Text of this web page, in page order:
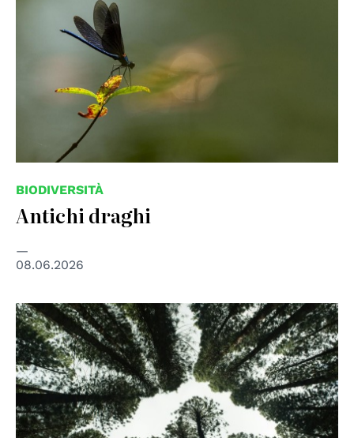
BIODIVERSITÀ
Antichi draghi
08.06.2026
© Photo by Brian Garrity on Unsplash